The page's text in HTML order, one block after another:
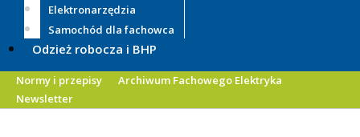
Elektronarzędzia
Samochód dla fachowca
Odzież robocza i BHP
Normy i przepisy
Archiwum Fachowego Elektryka
Newsletter